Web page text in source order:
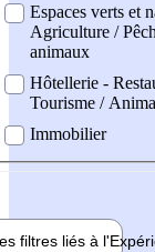
Espaces verts et
Agriculture /
animaux
Hôtellerie -
Tourisme /
Immobilier
filtres liés à l'